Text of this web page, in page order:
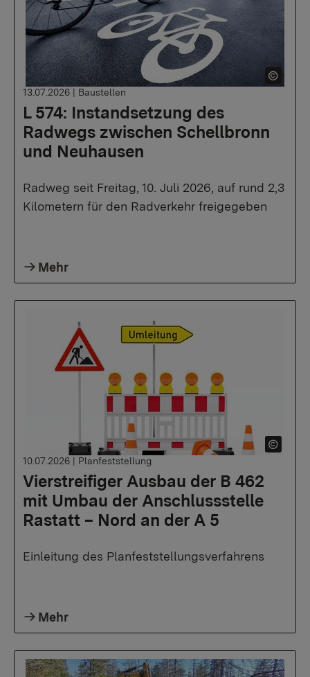
L 574: Instandsetzung des
Radwegs zwischen Schellbronn
und Neuhausen
13.07.2026 | Baustellen
Radweg seit Freitag, 10. Juli 2026, auf rund 2,3
Kilometern für den Radverkehr freigegeben
Mehr
Vierstreifiger Ausbau der B 462
mit Umbau der Anschlussstelle
Rastatt – Nord an der A 5
10.07.2026 | Planfeststellung
Einleitung des Planfeststellungsverfahrens
Mehr